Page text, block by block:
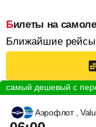
Билеты на
Ближайшие
Аэрофлот ,